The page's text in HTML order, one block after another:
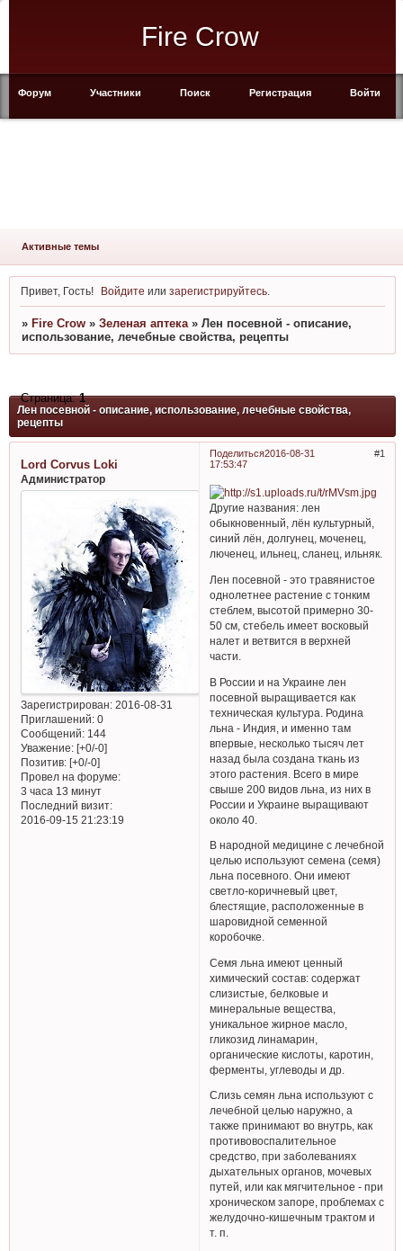
Fire Crow
Форум Участники Поиск Регистрация Войти
Активные темы
Привет, Гость! Войдите илизарегистрируйтесь
» Fire Crow » Зеленая аптека » Лен посевной - описание,
использование, лечебные свойства, рецепты
Лен посевной - описание, использование, лечебные свойства,
рецепты
Страница:1
Поделиться 1
2016-08-31
17:53:47
Lord Corvus Loki
Администратор
Зарегистрирован: 2016-08-31
Приглашений:0
Сообщений:144
Уважение: [+0/-0]
Позитив: [+0/-0]
Провел на форуме:
3 часа 13 минут
Последний визит:
2016-09-15 21:23:19
Другие названия: лен
обыкновенный, лён культурный,
синий лён, долгунец, моченец,
люченец, ильнец, сланец, ильняк.
Лен посевной - это травянистое
однолетнее растение с тонким
стеблем, высотой примерно 30-
50 см, стебель имеет восковый
налет и ветвится в верхней
части.
В России и на Украине лен
посевной выращивается как
техническая культура. Родина
льна - Индия, и именно там
впервые, несколько тысяч лет
назад была создана ткань из
этого растения. Всего в мире
свыше 200 видов льна, из них в
России и Украине выращивают
около 40.
В народной медицине с лечебной
целью используют семена (семя)
льна посевного. Они имеют
светло-коричневый цвет,
блестящие, расположенные в
шаровидной семенной
коробочке.
Семя льна имеют ценный
химический состав: содержат
слизистые, белковые и
минеральные вещества,
уникальное жирное масло,
гликозид линамарин,
органические кислоты, каротин,
ферменты, углеводы и др.
Слизь семян льна используют с
лечебной целью наружно, а
также принимают во внутрь, как
противовоспалительное
средство, при заболеваниях
дыхательных органов, мочевых
путей, или как мягчительное - при
хроническом запоре, проблемах с
желудочно-кишечным трактом и
т. п.